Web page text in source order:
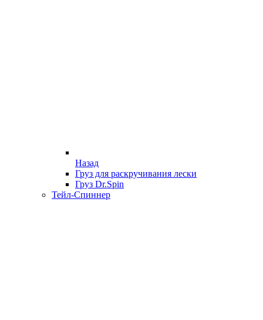
Назад
Груз для раскручивания лески
Груз Dr.Spin
Тейл-Спиннер